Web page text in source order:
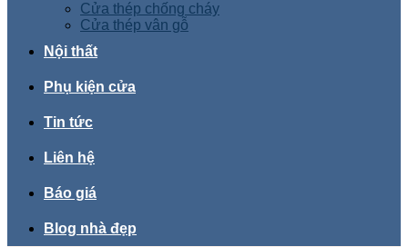
Cửa thép chống cháy
Cửa thép vân gỗ
Nội thất
Phụ kiện cửa
Tin tức
Liên hệ
Báo giá
Blog nhà đẹp